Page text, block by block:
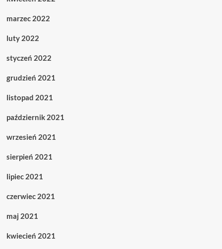
marzec 2022
luty 2022
styczeń 2022
grudzień 2021
listopad 2021
październik 2021
wrzesień 2021
sierpień 2021
lipiec 2021
czerwiec 2021
maj 2021
kwiecień 2021